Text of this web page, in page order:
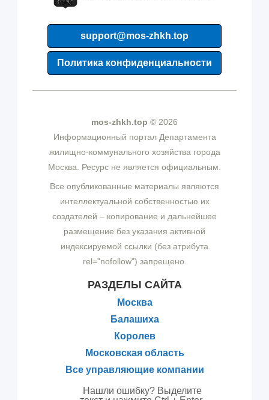
support@mos-zhkh.top
Политика конфиденциальности
mos-zhkh.top © 2026
Информационный портал Департамента
жилищно-коммунального хозяйства города
Москва. Ресурс не является официальным.
Все опубликованные материалы являются
интеллектуальной собственностью их
создателей – копирование и дальнейшее
размещение без указания активной
индексируемой ссылки (без атрибута
rel="nofollow") запрещено.
РАЗДЕЛЫ САЙТА
Москва
Балашиха
Королев
Московская область
Все управляющие компании
Нашли ошибку? Выделите